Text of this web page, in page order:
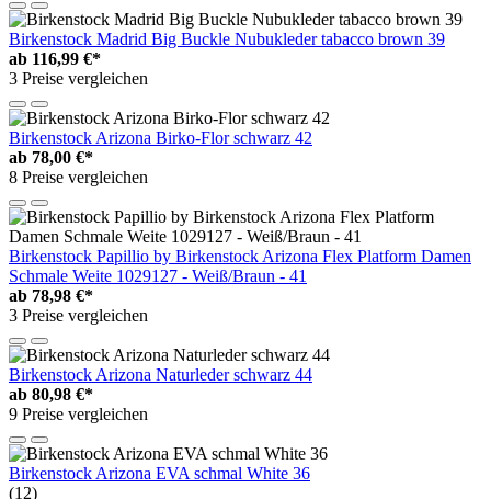
Birkenstock Madrid Big Buckle Nubukleder tabacco brown 39
ab 116,99 €*
3 Preise vergleichen
Birkenstock Arizona Birko-Flor schwarz 42
ab 78,00 €*
8 Preise vergleichen
Birkenstock Papillio by Birkenstock Arizona Flex Platform Damen
Schmale Weite 1029127 - Weiß/Braun - 41
ab 78,98 €*
3 Preise vergleichen
Birkenstock Arizona Naturleder schwarz 44
ab 80,98 €*
9 Preise vergleichen
Birkenstock Arizona EVA schmal White 36
(12)